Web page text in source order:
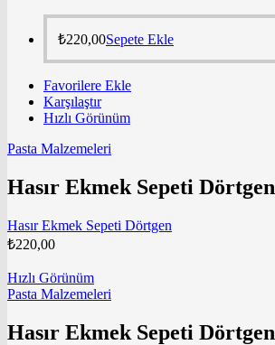
₺220,00Sepete Ekle
Favorilere Ekle
Karşılaştır
Hızlı Görünüm
Pasta Malzemeleri
Hasır Ekmek Sepeti Dörtgen
Hasır Ekmek Sepeti Dörtgen
₺220,00
Hızlı Görünüm
Pasta Malzemeleri
Hasır Ekmek Sepeti Dörtgen